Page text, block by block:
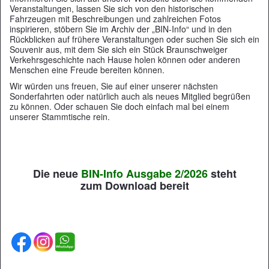
Veranstaltungen, lassen Sie sich von den historischen
Fahrzeugen mit Beschreibungen und zahlreichen Fotos
inspirieren, stöbern Sie im Archiv der „BIN-Info“ und in den
Rückblicken auf frühere Veranstaltungen oder suchen Sie sich ein
Souvenir aus, mit dem Sie sich ein Stück Braunschweiger
Verkehrsgeschichte nach Hause holen können oder anderen
Menschen eine Freude bereiten können.
Wir würden uns freuen, Sie auf einer unserer nächsten
Sonderfahrten oder natürlich auch als neues Mitglied begrüßen
zu können. Oder schauen Sie doch einfach mal bei einem
unserer Stammtische rein.
Die neue BIN-InfoAusgabe 2/2026steht
zum Download bereit